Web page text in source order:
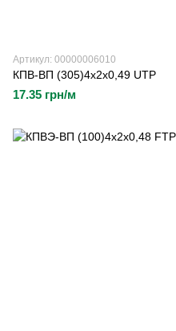
Артикул: 00000006010
КПВ-ВП (305)4х2х0,49 UTP
17.35 грн/м